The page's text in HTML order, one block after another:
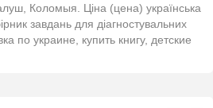
Коломыя. Ціна (цена) українська
завдань для діагностувальних
по украине, купить книгу, детские